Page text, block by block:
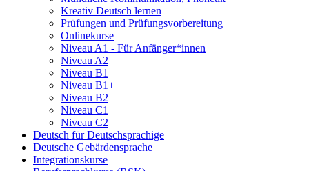
Kreativ Deutsch lernen
Prüfungen und Prüfungsvorbereitung
Onlinekurse
Niveau A1 - Für Anfänger*innen
Niveau A2
Niveau B1
Niveau B1+
Niveau B2
Niveau C1
Niveau C2
Deutsch für Deutschsprachige
Deutsche Gebärdensprache
Integrationskurse